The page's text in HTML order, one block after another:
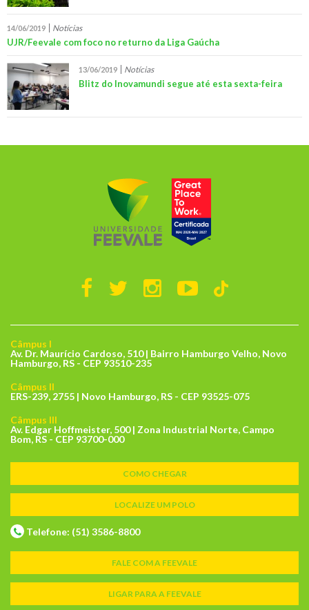
14/06/2019 Notícias
UJR/Feevale com foco no returno da Liga Gaúcha
13/06/2019 Notícias
Blitz do Inovamundi segue até esta sexta-feira
Câmpus I
Av. Dr. Maurício Cardoso, 510 | Bairro Hamburgo Velho, Novo
Hamburgo, RS - CEP 93510-235
Câmpus II
ERS-239, 2755 | Novo Hamburgo, RS - CEP 93525-075
Câmpus III
Av. Edgar Hoffmeister, 500 | Zona Industrial Norte, Campo
Bom, RS - CEP 93700-000
COMO CHEGAR
LOCALIZE UM POLO
Telefone: (51) 3586-8800
FALE COM A FEEVALE
LIGAR PARA A FEEVALE